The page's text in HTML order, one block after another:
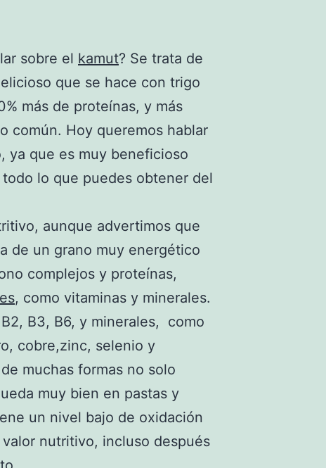
sobre el kamut? Se trata de
que se hace con trigo
más de proteínas, y más
común. Hoy queremos hablar
ya que es muy beneficioso
lo que puedes obtener del
aunque advertimos que
de un grano muy energético
complejos y proteínas,
, como vitaminas y minerales.
B3, B6, y minerales, como
cobre,zinc, selenio y
muchas formas no solo
muy bien en pastas y
un nivel bajo de oxidación
nutritivo, incluso después